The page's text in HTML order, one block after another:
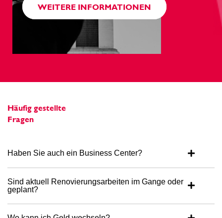
WEITERE INFORMATIONEN
Häufig gestellte
Fragen
Haben Sie auch ein Business Center?
Sind aktuell Renovierungsarbeiten im Gange oder
geplant?